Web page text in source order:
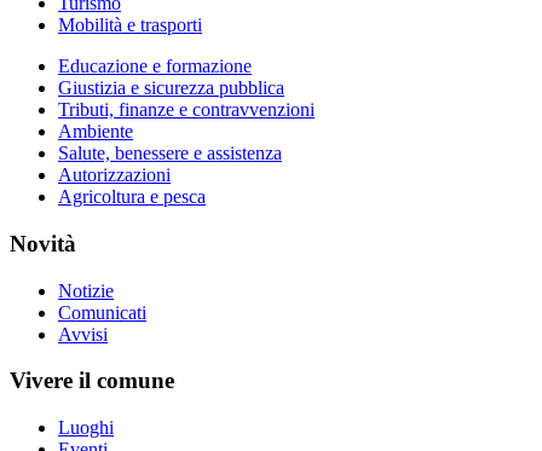
Mobilità e trasporti
Educazione e formazione
Giustizia e sicurezza pubblica
Tributi, finanze e contravvenzioni
Ambiente
Salute, benessere e assistenza
Autorizzazioni
Agricoltura e pesca
Novità
Notizie
Comunicati
Avvisi
Vivere il comune
Luoghi